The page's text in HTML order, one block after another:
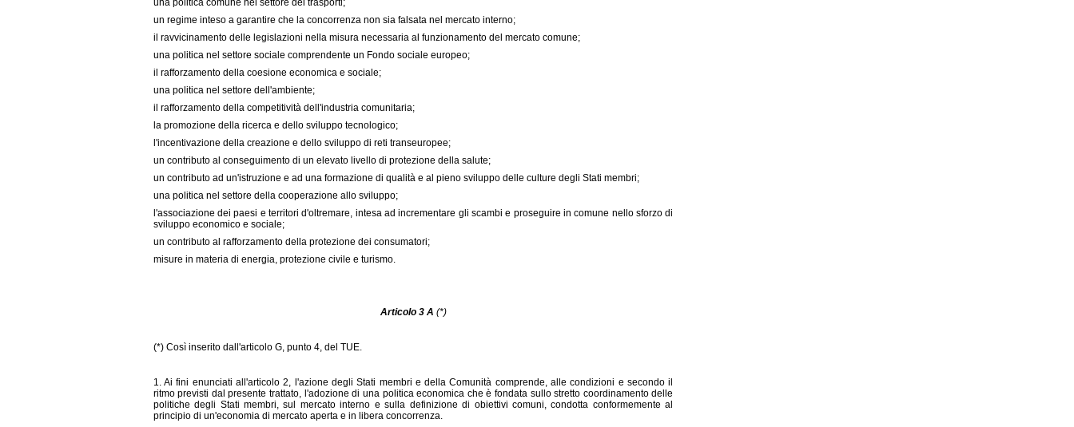
una politica comune nel settore dei trasporti;
un regime inteso a garantire che la concorrenza non sia falsata nel mercato interno;
il ravvicinamento delle legislazioni nella misura necessaria al funzionamento del mercato comune;
una politica nel settore sociale comprendente un Fondo sociale europeo;
il rafforzamento della coesione economica e sociale;
una politica nel settore dell'ambiente;
il rafforzamento della competitività dell'industria comunitaria;
la promozione della ricerca e dello sviluppo tecnologico;
l'incentivazione della creazione e dello sviluppo di reti transeuropee;
un contributo al conseguimento di un elevato livello di protezione della salute;
un contributo ad un'istruzione e ad una formazione di qualità e al pieno sviluppo delle culture degli Stati membri;
una politica nel settore della cooperazione allo sviluppo;
l'associazione dei paesi e territori d'oltremare, intesa ad incrementare gli scambi e proseguire in comune nello sforzo di
sviluppo economico e sociale;
un contributo al rafforzamento della protezione dei consumatori;
misure in materia di energia, protezione civile e turismo.
Articolo 3 A (*)
(*) Così inserito dall'articolo G, punto 4, del TUE.
1. Ai fini enunciati all'articolo 2, l'azione degli Stati membri e della Comunità comprende, alle condizioni e secondo il
ritmo previsti dal presente trattato, l'adozione di una politica economica che è fondata sullo stretto coordinamento delle
politiche degli Stati membri, sul mercato interno e sulla definizione di obiettivi comuni, condotta conformemente al
principio di un'economia di mercato aperta e in libera concorrenza.